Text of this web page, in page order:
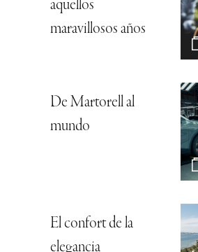
aquellos
maravillosos años
De Martorell al
mundo
El confort de la
elegancia